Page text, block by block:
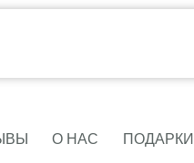
О НАС ПОДАРКИ